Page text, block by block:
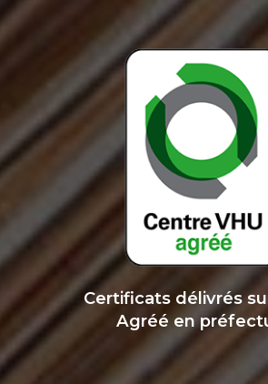
Certificats délivrés
Agréé en